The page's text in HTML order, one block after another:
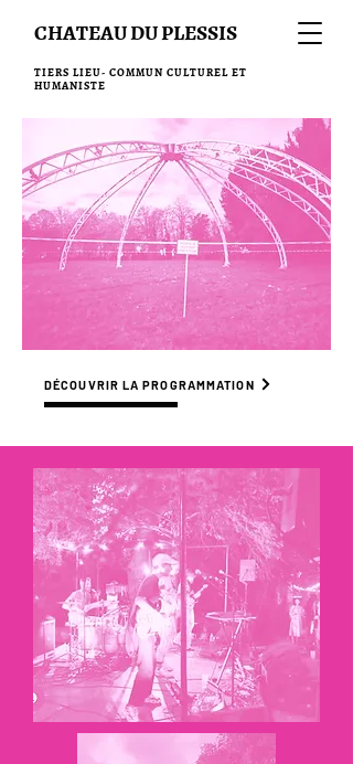
CHATEAU DU PLESSIS
TIERS LIEU- COMMUN CULTUREL ET
HUMANISTE
DÉCOUVRIR LA PROGRAMMATION